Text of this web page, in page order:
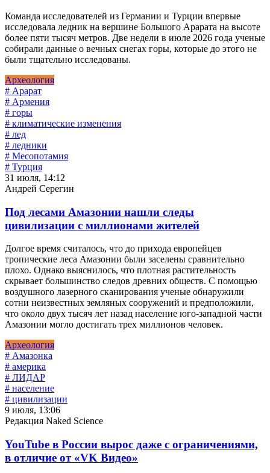
Команда исследователей из Германии и Турции впервые
исследовала ледник на вершине Большого Арарата на высоте
более пяти тысяч метров. Две недели в июле 2026 года ученые
собирали данные о вечных снегах горы, которые до этого не
были тщательно исследованы.
Археология
# Арарат
# Армения
# горы
# климатические изменения
# лед
# ледники
# Месопотамия
# Турция
31 июля, 14:12
Андрей Серегин
Под лесами Амазонии нашли следы
цивилизации с миллионами жителей
Долгое время считалось, что до прихода европейцев
тропические леса Амазонии были заселены сравнительно
плохо. Однако выяснилось, что плотная растительность
скрывает большинство следов древних обществ. С помощью
воздушного лазерного сканирования ученые обнаружили
сотни неизвестных земляных сооружений и предположили,
что около двух тысяч лет назад население юго-западной части
Амазонии могло достигать трех миллионов человек.
Археология
# Амазонка
# америка
# ЛИДАР
# население
# цивилизации
9 июля, 13:06
Редакция Naked Science
YouTube в России вырос даже с ограничениями,
в отличие от «VK Видео»